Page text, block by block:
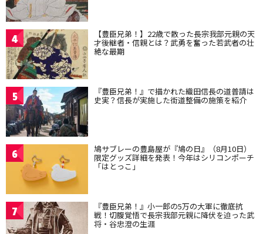
4 【豊臣兄弟！】22歳で散った長宗我部元親の天
才後継者・信親とは？武勇を奮った若武者の壮
絶な最期
5 『豊臣兄弟！』で描かれた織田信長の道普請は
史実？信長が実施した街道整備の施策を紹介
6 鳩サブレーの豊島屋が『鳩の日』（8月10日）
限定グッズ詳細を発表！今年はシリコンポーチ
「はとっこ」
7 『豊臣兄弟！』小一郎の5万の大軍に徹底抗
戦！切腹覚悟で長宗我部元親に降伏を迫った武
将・谷忠澄の生涯